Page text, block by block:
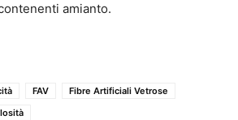
amianto.
FAV
Fibre Artificiali Vetrose